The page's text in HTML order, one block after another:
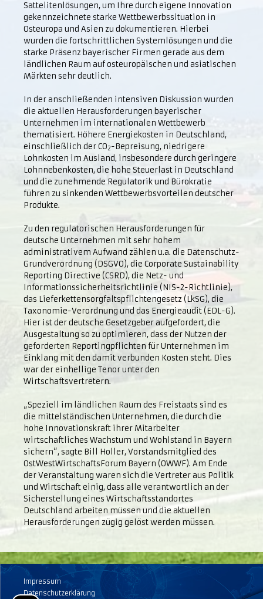
Sattelitenlösungen, um Ihre durch eigene Innovation
gekennzeichnete starke Wettbewerbssituation in
Osteuropa und Asien zu dokumentieren. Hierbei
wurden die fortschrittlichen Systemlösungen und die
starke Präsenz bayerischer Firmen gerade aus dem
ländlichen Raum auf osteuropäischen und asiatischen
Märkten sehr deutlich.
In der anschließenden intensiven Diskussion wurden
die aktuellen Herausforderungen bayerischer
Unternehmen im internationalen Wettbewerb
thematisiert. Höhere Energiekosten in Deutschland,
einschließlich der CO2-Bepreisung, niedrigere
Lohnkosten im Ausland, insbesondere durch geringere
Lohnnebenkosten, die hohe Steuerlast in Deutschland
und die zunehmende Regulatorik und Bürokratie
führen zu sinkenden Wettbewerbsvorteilen deutscher
Produkte.
Zu den regulatorischen Herausforderungen für
deutsche Unternehmen mit sehr hohem
administrativem Aufwand zählen u.a. die Datenschutz-
Grundverordnung (DSGVO), die Corporate Sustainability
Reporting Directive (CSRD), die Netz- und
Informationssicherheitsrichtlinie (NIS-2-Richtlinie),
das Lieferkettensorgfaltspflichtengesetz (LkSG), die
Taxonomie-Verordnung und das Energieaudit (EDL-G).
Hier ist der deutsche Gesetzgeber aufgefordert, die
Ausgestaltung so zu optimieren, dass der Nutzen der
geforderten Reportingpflichten für Unternehmen im
Einklang mit den damit verbunden Kosten steht. Dies
war der einhellige Tenor unter den
Wirtschaftsvertretern.
„Speziell im ländlichen Raum des Freistaats sind es
die mittelständischen Unternehmen, die durch die
hohe Innovationskraft ihrer Mitarbeiter
wirtschaftliches Wachstum und Wohlstand in Bayern
sichern“, sagte Bill Holler, Vorstandsmitglied des
OstWestWirtschaftsForum Bayern (OWWF). Am Ende
der Veranstaltung waren sich die Vertreter aus Politik
und Wirtschaft einig, dass alle verantwortlich an der
Sicherstellung eines Wirtschaftsstandortes
Deutschland arbeiten müssen und die aktuellen
Herausforderungen zügig gelöst werden müssen.
Impressum
Datenschutzerklärung